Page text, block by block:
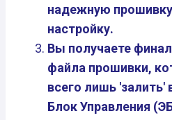
надежную
настройку.
Вы получаете
файла прошивки,
всего лишь 'залить'
Блок Управления